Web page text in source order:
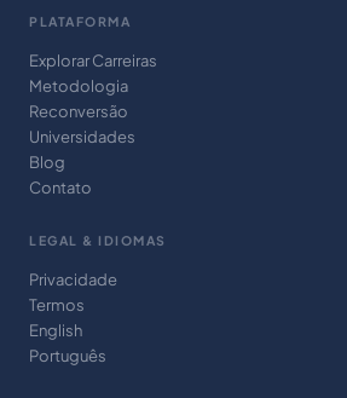
PLATAFORMA
Explorar Carreiras
Metodologia
Reconversão
Universidades
Blog
Contato
LEGAL & IDIOMAS
Privacidade
Termos
English
Português